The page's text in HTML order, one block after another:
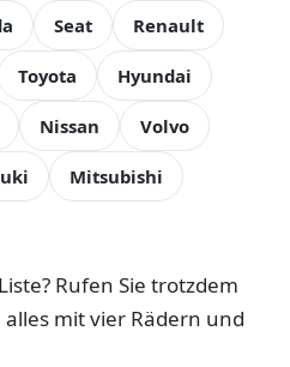
Seat Renault
Toyota Hyundai
Nissan Volvo
Mitsubishi
Rufen Sie trotzdem
mit vier Rädern und